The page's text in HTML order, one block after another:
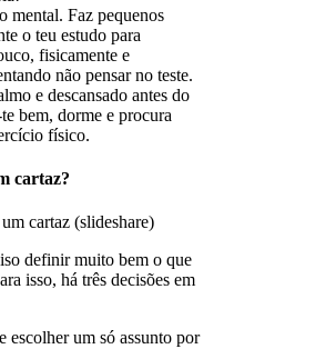
mental. Faz pequenos
o teu estudo para
fisicamente e
não pensar no teste.
e descansado antes do
bem, dorme e procura
físico.
cartaz?
cartaz (slideshare)
definir muito bem o que
isso, há três decisões em
escolher um só assunto por